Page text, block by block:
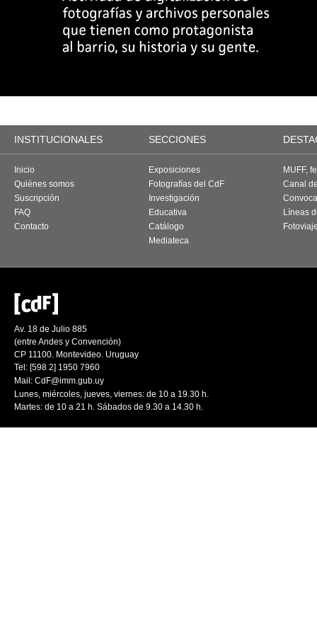
INSTITUCIONALES SECCIONES
Inicio
Quiénes somos
Suscripción
FAQ
Contacto
Exposiciones
Fotografías del CdF
Investigación
Educativa
Catálogo
Mediateca
MUFF,
Canal
Líneas
Av. 18 de Julio 885
(entre Andes y Convención)
CP 11100. Montevideo. Uruguay
Tel: [598 2] 1950 7960
Mail: CdF@imm.gub.uy
Lunes, miércoles, jueves, viernes: de 10 a 19.30 h.
Martes: de 10 a 21 h. Sábados de 9.30 a 14.30 h.